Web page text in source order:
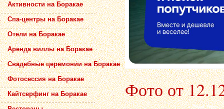
Активности на Боракае
Спа-центры на Боракае
Отели на Боракае
Аренда виллы на Боракае
Свадебные церемонии на Боракае
Фотосессия на Боракае
Кайтсерфинг на Боракае
Фото от